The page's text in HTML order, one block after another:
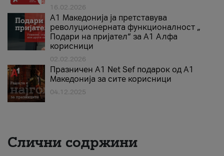
16.02.2026
А1 Македонија ја претставува
револуционерната функционалност „
Подари на пријател“ за А1 Алфа
корисници
02.02.2026
Празничен A1 Net Sеf подарок од А1
Македонија за сите корисници
04.12.2025
Слични содржини